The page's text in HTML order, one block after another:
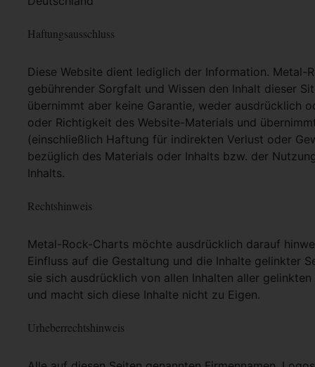
Haftungsausschluss
Diese Website dient lediglich der Information. Metal-
gebührender Sorgfalt und Wissen den Inhalt dieser
übernimmt aber keine Garantie, weder ausdrücklich
oder Richtigkeit des Website-Materials und
(einschließlich Haftung für indirekten Verlust oder
bezüglich des Materials oder Inhalts bzw. der
Inhalts.
Rechtshinweis
Metal-Rock-Charts möchte ausdrücklich darauf
Einfluss auf die Gestaltung und die Inhalte gelinkter
sie sich ausdrücklich von allen Inhalten aller
und macht sich diese Inhalte nicht zu Eigen.
Urheberrechtshinweis